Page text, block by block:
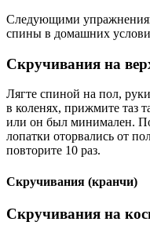
Следующими
спины в домашних
Скручивания на
Лягте спиной на пол,
в коленях, прижмите таз
или он был минимален.
лопатки оторвались от
повторите 10 раз.
Скручивания (кранчи)
Скручивания на